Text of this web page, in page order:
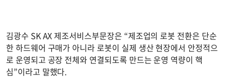
김광수 SK AX 제조서비스부문장은 “제조업의 로봇 전환은 단순
한 하드웨어 구매가 아니라 로봇이 실제 생산 현장에서 안정적으
로 운영되고 공장 전체와 연결되도록 만드는 운영 역량이 핵
심”이라고 말했다.